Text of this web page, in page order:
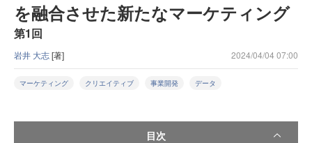
を融合させた新たなマーケティング
第1回
岩井 大志[著] 2024/04/04 07:00
マーケティング クリエイティブ 事業開発 データ
目次